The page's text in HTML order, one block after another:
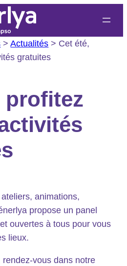
>Actualités > Cet été,
gratuites
profitez
animations,
propose un panel
ouvertes à tous pour vous
lieux.
vous dans notre